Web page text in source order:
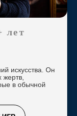
лет
искусства. Он
в обычной